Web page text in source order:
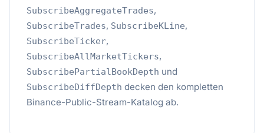
SubscribeAggregateTrades,
SubscribeTrades, SubscribeKLine,
SubscribeTicker,
SubscribeAllMarketTickers,
SubscribePartialBookDepth und
SubscribeDiffDepth decken den kompletten
Binance-Public-Stream-Katalog ab.